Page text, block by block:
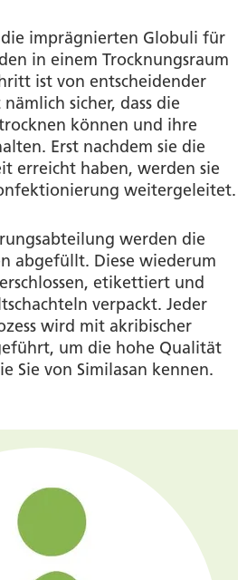
imprägnierten Globuli für
in einem Trocknungsraum
ist von entscheidender
sicher, dass die
können und ihre
Erst nachdem sie die
erreicht haben, werden sie
weitergeleitet.
werden die
abgefüllt. Diese wiederum
etikettiert und
verpackt. Jeder
wird mit akribischer
um die hohe Qualität
Sie von Similasan kennen.